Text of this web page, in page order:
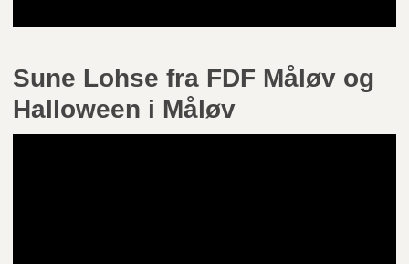
Sune Lohse fra FDF Måløv og
Halloween i Måløv